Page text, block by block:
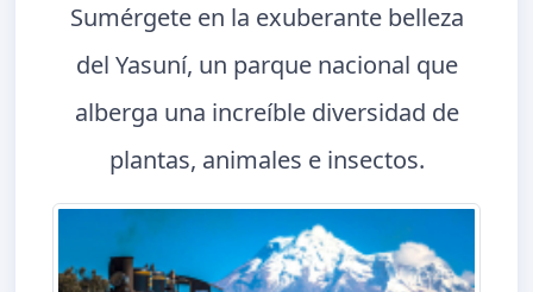
Sumérgete en la exuberante belleza
del Yasuní, un parque nacional que
alberga una increíble diversidad de
plantas, animales e insectos.